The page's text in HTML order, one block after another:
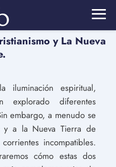
y La Nueva
espiritual,
explorado diferentes
embargo, a menudo se
y a la Nueva Tierra de
incompatibles.
cómo estas dos